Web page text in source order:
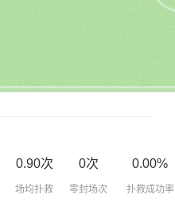
0.90次
场均扑救
0次
零封场次
0.00%
扑救成功率